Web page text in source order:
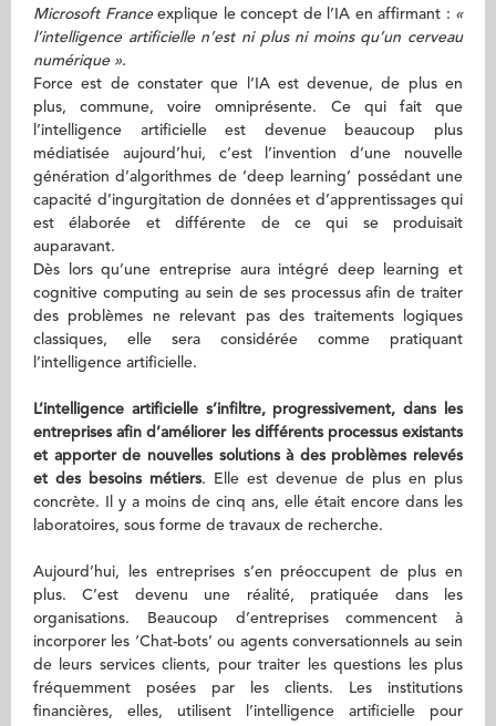
Microsoft France explique le concept de l’IA en affirmant : «
l’intelligence artificielle n’est ni plus ni moins qu’un cerveau
numérique ».
Force est de constater que l’IA est devenue, de plus en
plus, commune, voire omniprésente. Ce qui fait que
l’intelligence artificielle est devenue beaucoup plus
médiatisée aujourd’hui, c’est l’invention d’une nouvelle
génération d’algorithmes de ‘deep learning’ possédant une
capacité d’ingurgitation de données et d’apprentissages qui
est élaborée et différente de ce qui se produisait
auparavant.
Dès lors qu’une entreprise aura intégré deep learning et
cognitive computing au sein de ses processus afin de traiter
des problèmes ne relevant pas des traitements logiques
classiques, elle sera considérée comme pratiquant
l’intelligence artificielle.
L’intelligence artificielle s’infiltre, progressivement, dans les
entreprises afin d’améliorer les différents processus existants
et apporter de nouvelles solutions à des problèmes relevés
et des besoins métiers. Elle est devenue de plus en plus
concrète. Il y a moins de cinq ans, elle était encore dans les
laboratoires, sous forme de travaux de recherche.
Aujourd’hui, les entreprises s’en préoccupent de plus en
plus. C’est devenu une réalité, pratiquée dans les
organisations. Beaucoup d’entreprises commencent à
incorporer les ‘Chat-bots’ ou agents conversationnels au sein
de leurs services clients, pour traiter les questions les plus
fréquemment posées par les clients. Les institutions
financières, elles, utilisent l’intelligence artificielle pour